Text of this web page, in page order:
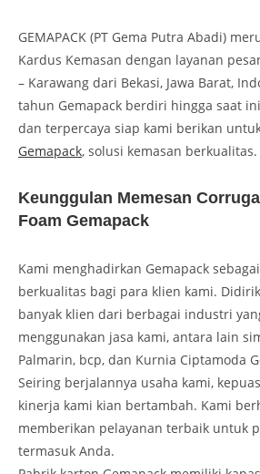
GEMAPACK (PT Gema Putra Abadi)
Kardus Kemasan dengan layanan
– Karawang dari Bekasi, Jawa Barat,
tahun Gemapack berdiri hingga saat
dan terpercaya siap kami berikan
Gemapack, solusi kemasan berkualitas.
Keunggulan Memesan
Foam Gemapack
Kami menghadirkan Gemapack
berkualitas bagi para klien kami.
banyak klien dari berbagai industri
menggunakan jasa kami, antara lain
Palmarin, bcp, dan Kurnia Ciptamoda
Seiring berjalannya usaha kami,
kinerja kami kian bertambah. Kami
memberikan pelayanan terbaik untuk
termasuk Anda.